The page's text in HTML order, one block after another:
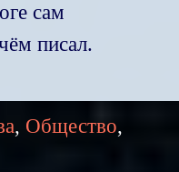
сам
писал.
, Общество,